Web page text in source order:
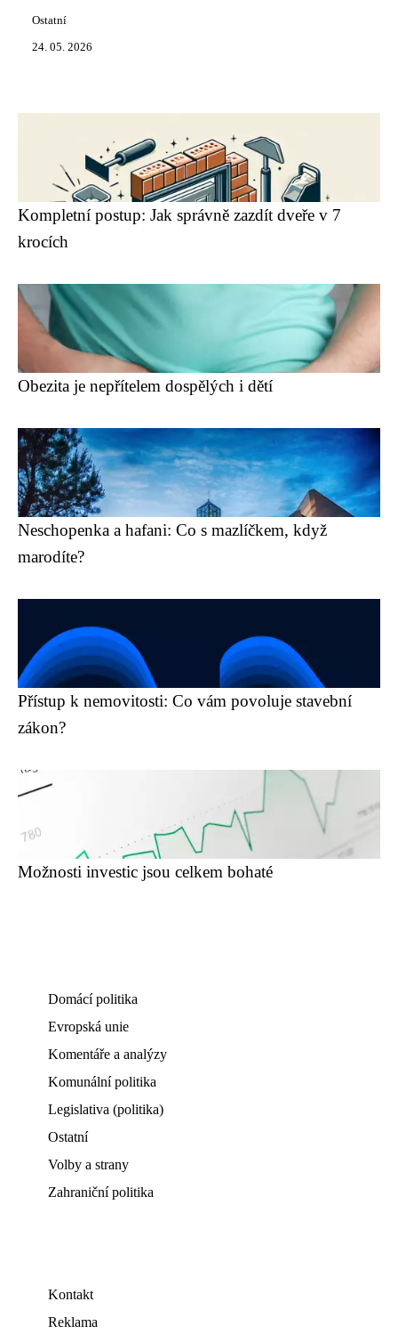
Ostatní
24. 05. 2026
Kompletní postup: Jak správně zazdít dveře v 7
krocích
Obezita je nepřítelem dospělých i dětí
Neschopenka a hafani: Co s mazlíčkem, když
marodíte?
Přístup k nemovitosti: Co vám povoluje stavební
zákon?
Možnosti investic jsou celkem bohaté
Domácí politika
Evropská unie
Komentáře a analýzy
Komunální politika
Legislativa (politika)
Ostatní
Volby a strany
Zahraniční politika
Kontakt
Reklama